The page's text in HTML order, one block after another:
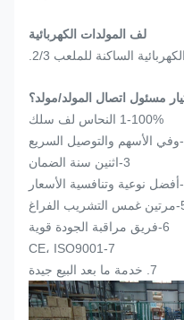
لف المولدات الكهربائية
الساكنة للملعب 2/3.
مسئول اتصال المولد/مولد؟
1-100% النحاس لف سلك
3-اثنين سنة الضمان
الفراغ
6-فريق مراقبة الجودة قوية
7-CE، ISO9001
7. خدمة ما بعد البيع جيدة